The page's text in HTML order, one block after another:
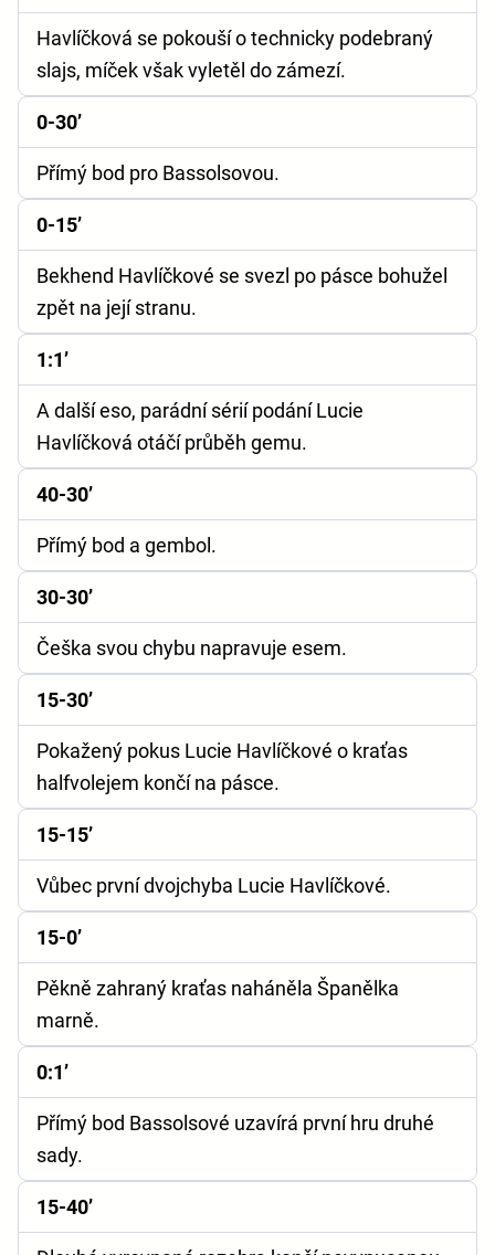
Havlíčková se pokouší o technicky podebraný
slajs, míček však vyletěl do zámezí.
0-30’
Přímý bod pro Bassolsovou.
0-15’
Bekhend Havlíčkové se svezl po pásce bohužel
zpět na její stranu.
1:1’
A další eso, parádní sérií podání Lucie
Havlíčková otáčí průběh gemu.
40-30’
Přímý bod a gembol.
30-30’
Češka svou chybu napravuje esem.
15-30’
Pokažený pokus Lucie Havlíčkové o kraťas
halfvolejem končí na pásce.
15-15’
Vůbec první dvojchyba Lucie Havlíčkové.
15-0’
Pěkně zahraný kraťas naháněla Španělka
marně.
0:1’
Přímý bod Bassolsové uzavírá první hru druhé
sady.
15-40’